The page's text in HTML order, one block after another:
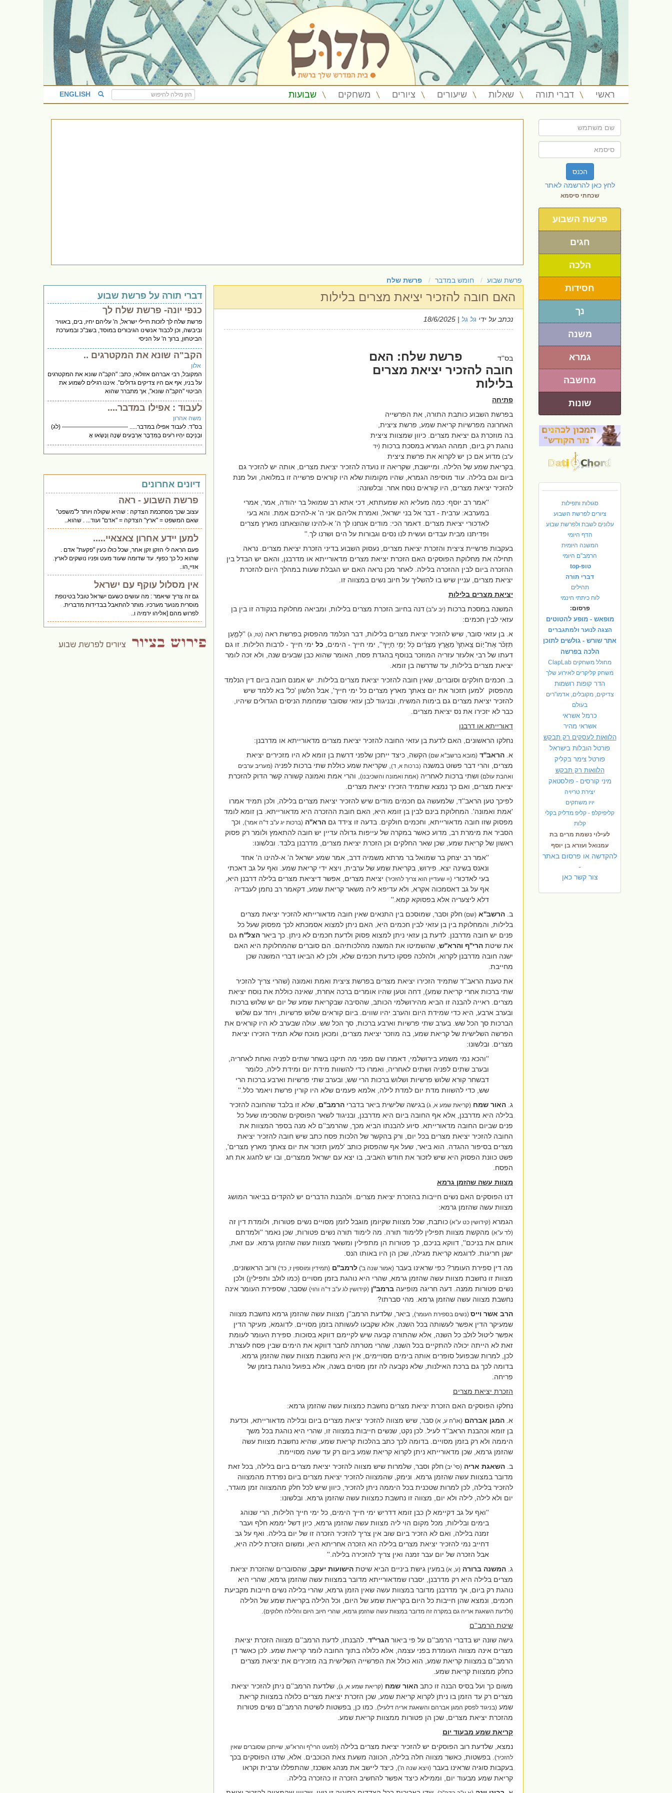
ראשי דברי תורה שאלות שיעורים ציורים משחקים שבועות ENGLISH
הכנס
לחץ כאן להרשמה לאתר
שכחתי סיסמא
פרשת השבוע
חגים
הלכה
חסידות
נך
משנה
גמרא
מחשבה
שונות
סגולות ותפילות
ציורים לפרשת השבוע
עלונים לשבת ולפרשת שבוע
הדף היומי
המשנה היומית
הרמב"ם היומי
טופ-top
דברי תורה
תהילים
לוח כיתתי חינמי
פרסום:
מופאש - מופע להטוטים
הצגה לנוער ולמתגברים
אתר שורש - גולשים לתוכן
הלכה בפרשה
מחולל משחקים ClapLab
משחק קליקרים לאירוע שלך
הדר קופות רושמות
צדיקים, מקובלים, אדמו"רים
בעולם
כרמל אשראי
אשראי מהיר
הלוואות לעסקים רק תבקש
פורטל הובלות בישראל
פורטל צימר בקליק
הלוואות רק תבקש
מיני קורסים - פולסטאק
יצירת טריויה
יויו משחקים
קליפיקלפ - קליפ מדליק בקלי
קלות
לעילוי נשמת מרים בת
עמנואל ועזרא בן יוסף
להקדשה או פרסום באתר
-
צור קשר כאן
פרשת שבוע חומש במדבר פרשת שלח
האם חובה להזכיר יציאת מצרים בלילות
נכתב על ידי גל גל | 18/6/2025
בס''ד
פרשת שלח: האם
חובה להזכיר יציאת מצרים
בלילות
פתיחה
בפרשת השבוע כותבת התורה, את הפרשייה
האחרונה מפרשיות קריאת שמע, פרשת ציצית,
בה מוזכרת גם יציאת מצרים. כיוון שמצוות ציצית
נוהגת רק ביום, תמהה הגמרא במסכת ברכות (יד
ע''ב) מדוע אם כן יש לקרוא את פרשת ציצית
בקריאת שמע של הלילה. ומיישבת, שקריאה זו נועדה להזכיר יציאת מצרים, אותה יש להזכיר גם
ביום וגם בלילה. עוד מוסיפה הגמרא, שהיו מקומות שלא היו קוראים פרשייה זו במלואה, ועל מנת
להזכיר יציאת מצרים, היו קוראים נוסח אחר. ובלשונה:
''אמר רב יוסף: כמה מעליא הא שמעתתא, דכי אתא רב שמואל בר יהודה, אמר, אמרי
במערבא: ערבית - דבר אל בני ישראל, ואמרת אליהם אני ה' א-להיכם אמת. והא בעי
לאדכורי יציאת מצרים. דאמר הכי: מודים אנחנו לך ה' א-להינו שהוצאתנו מארץ מצרים
ופדיתנו מבית עבדים ועשית לנו נסים וגבורות על הים ושרנו לך.''
בעקבות פרשיית ציצית והזכרת יציאת מצרים, נעסוק השבוע בדיני הזכרת יציאת מצרים. נראה
תחילה את מחלוקת הפוסקים האם הזכרת יציאת מצרים מדאורייתא או מדרבנן, והאם יש הבדל בין
ההזכרה ביום לבין ההזכרה בלילה. לאחר מכן נראה האם יש הגבלת שעות במהלך היום להזכרת
יציאת מצרים, עניין שיש בו להשליך על חיוב נשים במצווה זו.
יציאת מצרים בלילות
המשנה במסכת ברכות (יב ע''ב) דנה בחיוב הזכרת מצרים בלילות, ומביאה מחלוקת בנקודה זו בין בן
עזאי לבין חכמים:
א. בן עזאי סובר, שיש להזכיר יציאת מצרים בלילות, דבר הנלמד מהפסוק בפרשת ראה (טז, ג) ''לְמַ֣עַן
תִּזְכֹּ֗ר אֶת־י֤וֹם צֵֽאתְךָ֙ מֵאֶ֣רֶץ מִצְרַ֔יִם כֹּ֖ל יְמֵ֥י חַיֶּֽיךָ'', ימי חייך - הימים, כל ימי חייך - לרבות הלילות. זו גם
דעתו של רבי אלעזר עזריה המוזכר בנוסף בהגדת פסח, האומר שהוא כבן שבעים שנה, ולא זכה לומר
יציאת מצרים בלילות, עד שדרשה בן זומא.
ב. חכמים חולקים וסוברים, שאין חובה להזכיר יציאת מצרים בלילות. יש אמנם חובה ביום דין הנלמד
מהפסוק 'למען תזכור את יום צאתך מארץ מצרים כל ימי חייך', אבל הלשון 'כל' בא ללמד שיש
להזכיר יציאת מצרים גם בימות המשיח, ובניגוד לבן עזאי שסובר שמחמת הניסים הגדולים שיהיו,
כבר לא יזכירו את נס יציאת מצרים.
דאורייתא או דרבנן
נחלקו הראשונים, האם לדעת בן עזאי החובה להזכיר יציאת מצרים מדאורייתא או מדרבנן:
א. הראב''ד (מובא ברשב''א שם) הקשה, כיצד ייתכן שלפני דרשת בן זומא לא היו מזכירים יציאת
מצרים, והרי דבר פשוט במשנה (ברכות א, ד) , שקריאת שמע כוללת שתי ברכות לפניה (מעריב ערבים
ואהבת עולם) ושתי ברכות לאחריה (אמת ואמונה והשכיבנו) , והרי אמת ואמונה קשורה קשר הדוק להזכרת
יציאת מצרים, ואם כך נמצא שתמיד הזכירו יציאת מצרים.
לפיכך טען הראב''ד, שלמעשה גם חכמים מודים שיש להזכיר יציאת מצרים בלילה, ולכן תמיד אמרו
'אמת ואמונה'. המחלוקת בינם לבין בן זומא היא, האם חובת ההזכרה היא מדאורייתא. בן זומא לומד
מפסוק שזו חובה מדאורייתא, וחכמים חולקים. בדעה זו צידד גם הרא''ה (ברכות יג ע''ב ד''ה אמר) , וכך
הסביר את מימרת רב, מדוע כאשר במקרה של עייפות גדולה עדיין יש חובה להתאמץ ולומר רק פסוק
ראשון של קריאת שמע, שכן שאר החלקים וכן הזכרת יציאת מצרים, מדרבנן בלבד. ובלשונו:
''אמר רב יצחק בר שמואל בר מרתא משמיה דרב, אמר שמע ישראל ה' א-להינו ה' אחד
ונאנס בשינה יצא. פירוש, בקריאת שמע של ערבית, ויצא ידי קריאת שמע. ואף על גב דאכתי
בעי לאדכורי (= שעדיין הוא צריך להזכיר) יציאת מצרים, אפשר דיציאת מצרים בלילה דרבנן היא,
אף על גב דאסמכוה אקרא, ולא עדיפא ליה משאר קריאת שמע, דקאמר רב נחמן לעבדיה
דלא ליצעריה אלא בפסוקא קמא .''
ב. הרשב''א (שם) חלק וסבר, שמוסכם בין התנאים שאין חובה מדאורייתא להזכיר יציאת מצרים
בלילות, והמחלוקת בין בן עזאי לבין חכמים היא, האם ניתן למצוא אסמכתא לכך מפסוק שעל כל
פנים יש חובה מדרבנן. לדעת בן עזאי ניתן למצוא פסוק ולדעת חכמים לא ניתן. כך ביאר הצל''ח גם
את שיטת הרי''ף והרא''ש , שהשמיטו את המשנה מהלכותיהם. הם סוברים שהמחלוקת היא האם
ישנה חובה מדרבנן לקרוא, ולהלכה פסקו כדעת חכמים שלא, ולכן לא הביאו דברי המשנה שכן
מחייבת.
את טענת הראב''ד שתמיד הזכירו יציאת מצרים בפרשת ציצית ואמת ואמונה (שהרי צריך להזכיר
שתי ברכות אחרי קריאת שמע), דחה וטען שהיו אומרים ברכה אחרת, שאינה כוללת את נוסח יציאת
מצרים. ראייה להבנה זו הביא מהירושלמי הכותב, שהסיבה שבקריאת שמע של יום יש שלוש ברכות
ובערב ארבע, היא כדי שמידת היום והערב יהיו שווים. ביום קוראים שלוש פרשיות, ויחד עם שלוש
הברכות סך הכל שש. בערב שתי פרשיות וארבע ברכות, סך הכל שש. עולה שבערב לא היו קוראים את
הפרשה השלישית של קריאת שמע, בה מוזכר יציאת מצרים, ומכאן מוכח שלא תמיד הזכירו יציאת
מצרים. ובלשונו:
''והכא נמי משמע בירושלמי, דאמרו שם מפני מה תיקנו בשחר שתים לפניה ואחת לאחריה,
ובערב שתים לפניה ושתים לאחריה, ואמרו כדי להשוות מידת יום ומידת לילה, כלומר
דבשחר קורא שלוש פרשיות ושלוש ברכות הרי שש, ובערב שתי פרשיות וארבע ברכות הרי
שש, כדי להשוות מדת יום למדת לילה, אלמא פעמים שלא היו קורין פרשת ויאמר כלל .''
ג. האור שמח (קריאת שמע א, ג) בגישה שלישית ביאר בדברי הרמב''ם , שלא זו בלבד שהחובה להזכיר
בלילה היא מדרבנן, אלא אף החובה ביום היא מדרבנן, ובניגוד לשאר הפוסקים שהסכימו שעל כל
פנים שביום החובה מדאורייתא. סיוע להבנתו הביא מכך, שהרמב''ם לא מנה בספר המצוות את
החובה להזכיר יציאת מצרים בכל יום, ורק בהקשר של הלכות פסח כתב שיש חובה להזכיר יציאת
מצרים בסיפור ההגדה. הוא ביאר, שעל אף שהפסוק כותב 'למען תזכור את יום צאתך מארץ מצרים',
פשט כוונת הפסוק היא שיש לזכור את חודש האביב, בו יצא עם ישראל ממצרים, ובו יש לחגוג את חג
הפסח.
מצוות עשה שהזמן גרמא
דנו הפוסקים האם נשים חייבות בהזכרת יציאת מצרים. ולהבנת הדברים יש להקדים בביאור המושג
מצוות עשה שהזמן גרמא:
הגמרא (קידושין כט ע''א) כותבת, שכל מצוות שקיומן מוגבל לזמן מסויים נשים פטורות, ולומדת דין זה
(לד ע''א) מהקשת מצוות תפילין ללימוד תורה. מה לימוד תורה נשים פטורות, שכן נאמר ''ולמדתם
אותם את בניכם'', דווקא בניכם, כך פטורות הן מתפילין ומשאר מצוות עשה שהזמן גרמא. עם זאת,
ישנן חריגות. לדוגמא קריאת מגילה, שכן הן היו באותו הנס.
מה דין ספירת העומר? כפי שראינו בעבר (אמור שנה ב') לרמב''ם (תמידין ומוספין ז, כד) ורוב הראשונים,
מצוות זו נחשבת מצוות עשה שהזמן גרמא, שהרי היא נוהגת בזמן מסויים (כמו לולב ותפילין) ולכן
נשים פטורות ממנה. דעה חריגה מופיעה ברמב''ן (קידושין לג ע''ב ד''ה והוי) שסבר, שספירת העומר אינה
נחשבת מצווה עשה שהזמן גרמא. מהי סברתו?
הרב אשר וייס (נשים בספירת העומר) , ביאר, שלדעת הרמב''ן מצוות עשה שהזמן גרמא נחשבת מצווה
שמעיקר הדין אפשר לעשותה בכל השנה, אלא שקבעו לעשותה בזמן מסויים. לדוגמא, מעיקר הדין
אפשר ליטול לולב כל השנה, אלא שהתורה קבעה שיש לקיימם דווקא בסוכות. ספירת העומר לעומת
זאת לא הייתה יכולה להתקיים בכל השנה, שהרי מטרתה לחבר דווקא את הימים שבין פסח לעצרת.
לכן, למרות שבפועל סופרים אותה בימים מסויימים, אין היא נחשבת מצוות עשה שהזמן גרמא.
בדומה לכך גם ברכת האילנות, שלא נקבעה לה זמן מסוים בשנה, אלא בפועל נוהגת בזמן של
פריחה.
הזכרת יציאת מצרים
נחלקו הפוסקים האם הזכרת יציאת מצרים נחשבת כמצוות עשה שהזמן גרמא:
א. המגן אברהם (או''ח ע, א) סבר, שיש מצווה להזכיר יציאת מצרים ביום ובלילה מדאורייתא, וכדעת
בן זומא וכהבנת הראב''ד לעיל. לכן נקט, שנשים חייבות במצווה זו, שהרי היא נוהגת בכל משך
היממה ולא רק בזמן מסויים. בדומה לכך כתב בהלכות קריאת שמע, שהיא נחשבת מצוות עשה
שהזמן גרמא, שכן מדאורייתא ניתן לקרוא קריאת שמע ביום רק עד שעה מסויימת.
ב. השאגת אריה (סי' יב) חלק וסבר, שלמרות שיש מצווה להזכיר יציאת מצרים ביום בלילה, בכל זאת
מדובר במצוות עשה שהזמן גרמא. ונימק, שהמצווה להזכיר יציאת מצרים ביום נפרדת מהמצווה
להזכיר בלילה, לכן למרות שטכנית בכל היממה ניתן להזכיר, כיוון שיש לכל חלק מהמצווה זמן מוגדר,
יום ולא לילה, לילה ולא יום, מצווה זו נחשבת כמצוות עשה שהזמן גרמא. ובלשונו:
''ואף על גב דקיימא לן כבן זומא דדריש ימי חייך הימים, כל ימי חייך הלילות, הרי שנוהג
בימים ובלילות, מכל מקום הוי ליה מצוות עשה שהזמן גרמא, כיון דשל יממא חלף ועבר
זמנה בלילה, ואם לא הזכיר ביום שוב אין צריך להזכיר הזכרה זו של יום בלילה. ואף על גב
דחייב נמי להזכיר יציאת מצרים בלילה הא הזכרה אחריתא היא, ומשום הזכרת לילה היא,
אבל הזכרה של יום עבר זמנה ואין צריך להזכירה בלילה.''
ג. המשנה ברורה (ע, א) במעין גישת ביניים הביא שיטת הישועות יעקב , שהסוברים שהזכרת יציאת
מצרים בלילה היא רק מדרבנן, יסברו שמדאורייתא מדובר במצוות עשה שהזמן גרמא, שהרי היא
נוהגת רק ביום, אך מדרבנן מדובר במצוות עשה שאין הזמן גרמא, שהרי בלילה נשים חייבות מקביעת
חכמים, ונמצא שהן חייבות כל היום בקריאת שמע של היום, וכל הלילה בקריאת שמע של הלילה
(ולדעת השאגת אריה גם במקרה זה מדובר במצוות עשה שהזמן גרמא, שהרי חיוב היום והלילה חלוקים)
שיטת הרמב''ם
גישה שונה יש בדברי הרמב''ם על פי ביאור הגרי''ד . להבנתו, לדעת הרמב''ם מצווה הזכרת יציאת
מצרים אינה מצווה העומדת בפני עצמה, אלא כלולה בתוך החובה לומר קריאת שמע. לכן כאשר דן
הרמב''ם במצוות קריאת שמע, הוא כולל את הפרשייה השלישית בה מזכירים את יציאת מצרים
כחלק ממצוות קריאת שמע.
משום כך ועל בסיס הבנה זו כתב האור שמח (קריאת שמע א, ג) , שלדעת הרמב''ם ניתן להזכיר יציאת
מצרים רק עד הזמן בו ניתן לקרוא קריאת שמע, שכן הזכרת יציאת מצרים כלולה במצוות קריאת
שמע (בניגוד לפסק המגן אברהם והשאגת אריה דלעיל) . כמו כן, בפשטות לשיטת הרמב''ם נשים פטורות
מהזכרת יציאת מצרים, שכן הן פטורות ממצוות קריאת שמע.
קריאת שמע מבעוד יום
נמצא, שלדעת רוב הפוסקים יש להזכיר יציאת מצרים בלילה (למעט הרי''ף והרא''ש, שייתכן שסוברים שאין
להזכיר) . בפשטות, כאשר מצווה חלה בלילה, הכוונה משעת צאת הכוכבים. אלא, שדנו הפוסקים בכך
בעקבות סוגיה שראינו בעבר (ויצא שנה ה') , כיצד ליישב את מנהג אשכנז, שהתפללו ערבית וקראו
קריאת שמע מבעוד יום, וממילא כיצד אפשר להחשיב הזכרה זו כהזכרה בלילה.
דברי תורה על פרשת שבוע
כנפי יונה- פרשת שלח לך
פרשת שלח לך לזכות חיילי ישראל, ה' עליהם יחיו, בים, באוויר
וביבשה, וכן לכבוד אנשינו הגיבורים במוסד, בשב"כ ובמערכת
הביטחון, ברוך ה' על הניסי
הקב"ה שונא את המקטרגים ..
אלון
המקובל, רבי אברהם אזולאי, כתב: "הקב"ה שונא את המקטרגים
על בניו, אף אם היו צדיקים גדולים". איננו רגילים לשמוע את
הביטוי "הקב"ה שונא", אך מתברר שהוא
לעבוד : אפילו במדבר....
משה אהרון
בס"ד. לעבוד אפילו במדבר..... --------------------------------- (לג)
וּבְנֵיכֶם יִהְיוּ רֹעִים בַּמִּדְבָּר אַרְבָּעִים שָׁנָה וְנָשְׂאוּ אֶ
דיונים אחרונים
פרשת השבוע - ראה
עצוב שכך מסתכמת הצדקה : שהיא שקולה ויותר ל"משפט"
שאם המשפט = "ארץ" הצדקה = "אדם" ועוד... . שהוא..
למען יידע אחרון צאצאיי.....
פעם הראה לי הזקן זקן אחר, שכל כולו כעין "פקעת" אדם .
שהוא כל כך כפוף. עד שדומה שעוד מעט ופניו נושקים לארץ.
אזיי,הו..
אין מסלול עוקף עם ישראל
גם זה צריך שיאמר : מה עושים כשעם ישראל טובל בטינופת
מוסרית מנוער מערכיו. מותר להתאבל בבדידות מדברית.
לפרוש מהם [אליהו ירמיה ו..